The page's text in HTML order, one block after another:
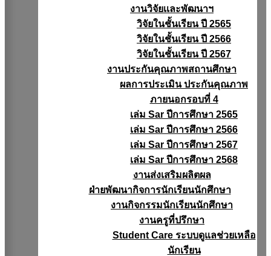
งานวิจัยเเละพัฒนาฯ
วิจัยในชั้นเรียน ปี 2565
วิจัยในชั้นเรียน ปี 2566
วิจัยในชั้นเรียน ปี 2567
งานประกันคุณภาพสถานศึกษา
ผลการประเมิน ประกันคุณภาพ
ภายนอกรอบที่ 4
เล่ม Sar ปีการศึกษา 2565
เล่ม Sar ปีการศึกษา 2566
เล่ม Sar ปีการศึกษา 2567
เล่ม Sar ปีการศึกษา 2568
งานส่งเสริมผลิตผล
ฝ่ายพัฒนากิจการนักเรียนนักศึกษา
งานกิจกรรมนักเรียนนักศึกษา
งานครูที่ปรึกษา
Student Care ระบบดูแลช่วยเหลือ
นักเรียน